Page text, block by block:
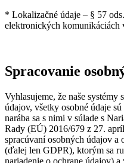
* Lokalizačné údaje – § 57
elektronických komunikáciách
Spracovanie
Vyhlasujeme, že naše systémy
údajov, všetky osobné údaje
narába sa s nimi v súlade s
Rady (EÚ) 2016/679 z 27.
spracúvaní osobných údajov
(ďalej len GDPR), ktorým sa
nariadenie o ochrane údajov)